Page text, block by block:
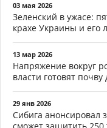
03 мая 2026
Зеленский в ужасе:
крахе Украины и его
13 мар 2026
Напряжение вокруг
власти готовят
29 янв 2026
Сибига анонсировал